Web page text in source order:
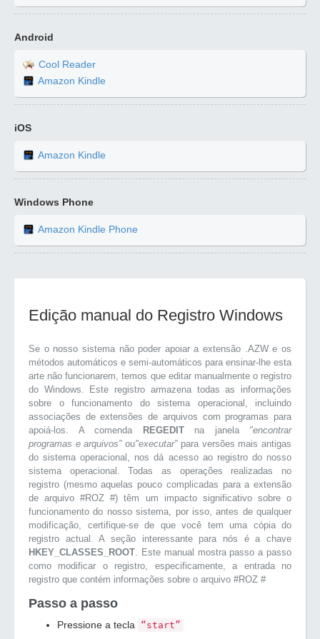
Android
Cool Reader
Amazon Kindle
iOS
Amazon Kindle
Windows Phone
Amazon Kindle Phone
Edição manual do Registro Windows
Se o nosso sistema não poder apoiar a extensão .AZW e os
métodos automáticos e semi-automáticos para ensinar-lhe esta
arte não funcionarem, temos que editar manualmente o registro
do Windows. Este registro armazena todas as informações
sobre o funcionamento do sistema operacional, incluindo
associações de extensões de arquivos com programas para
apoiá-los. A comenda
REGEDITna janela "encontrar
programas e arquivos”ou"executar”para versões mais antigas
do sistema operacional, nos dá acesso ao registro do nosso
sistema operacional. Todas as operações realizadas no
registro (mesmo aquelas pouco complicadas para a extensão
de arquivo #ROZ #) têm um impacto significativo sobre o
funcionamento do nosso sistema, por isso, antes de qualquer
modificação, certifique-se de que você tem uma cópia do
registro actual. A seção interessante para nós é a chave
HKEY_CLASSES_ROOT. Este manual mostra passo a passo
como modificar o registro, especificamente, a entrada no
registro que contém informações sobre o arquivo #ROZ #
Passo a passo
Pressione a tecla “start”